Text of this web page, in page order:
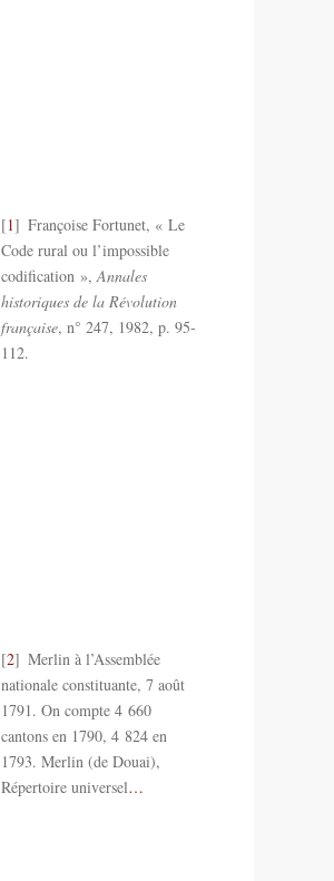
1
Françoise Fortunet, « Le
Code rural ou l’impossible
codification »,Annales
historiques de la Révolution
française, n° 247, 1982, p. 95-
112.
2
Merlin à l’Assemblée
nationale constituante, 7 août
1791. On compte 4 660
cantons en 1790, 4 824 en
1793. Merlin (de Douai),
Répertoire universel…